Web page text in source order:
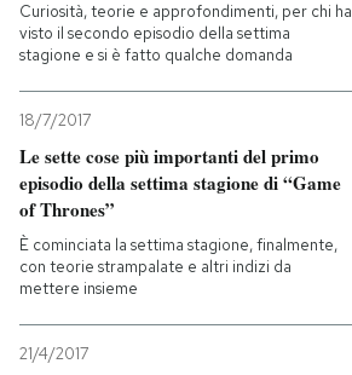
I MIEI PREFERITI
SHOP
CALENDARIO
AREA PERSONALE
Curiosità, teorie e approfondimenti, per chi ha
visto il secondo episodio della settima
stagione e si è fatto qualche domanda
18/7/2017
Le sette cose più importanti del primo
episodio della settima stagione di “Game
of Thrones”
È cominciata la settima stagione, finalmente,
con teorie strampalate e altri indizi da
mettere insieme
21/4/2017